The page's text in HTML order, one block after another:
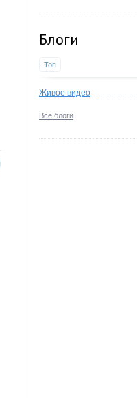
Блоги
Топ
Живое видео
Все блоги